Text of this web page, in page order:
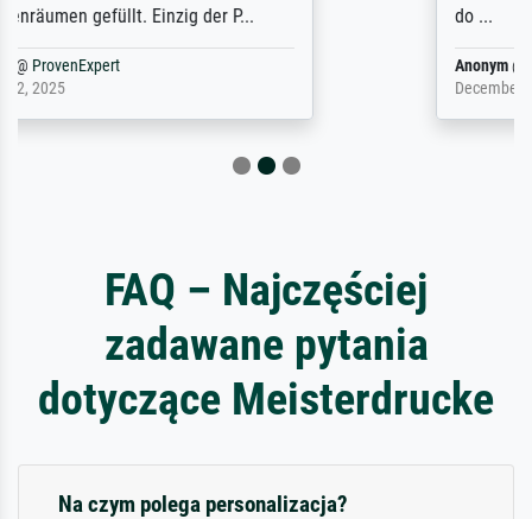
do ...
Anonym
FAQ – Najczęściej
zadawane pytania
dotyczące Meisterdrucke
Na czym polega personalizacja?